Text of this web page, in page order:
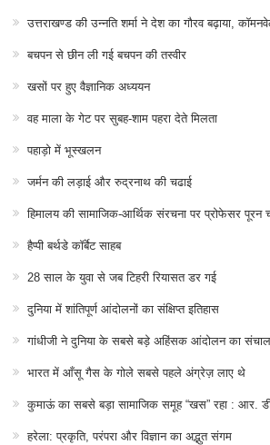
उत्तराखण्ड की उन्नति शर्मा ने देश का गौरव बढ़ाया,
बचपन से छीन ली गई बचपन की तस्वीर
खसों पर हुए वैज्ञानिक अध्ययन
वह माला के गेट पर सुबह-शाम पहरा देते मिलता
पहाड़ो में भूस्खलन
जर्मन की लड़ाई और रुद्रनाथ की चढाई
हिमालय की सामाजिक-आर्थिक संरचना पर प्रोफेसर पूरन
हैप्पी बर्थडे कॉर्बेट साहब
28 साल के युवा से जब टिहरी रियासत डर गई
दुनिया में शांतिपूर्ण आंदोलनों का संक्षिप्त इतिहास
गांधीजी ने दुनिया के सबसे बड़े अहिंसक आंदोलन का
भारत में आँसू गैस के गोले सबसे पहले अंग्रेज़ लाए थे
कुमाऊं का सबसे बड़ा सामाजिक समूह “खस” रहा : आर.
हरेला: प्रकृति, परंपरा और विज्ञान का अद्भुत संगम